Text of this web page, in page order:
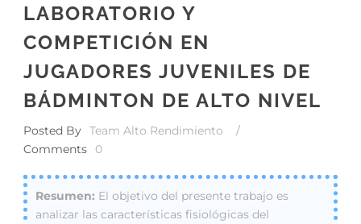
LABORATORIO Y
COMPETICIÓN EN
JUGADORES JUVENILES DE
BÁDMINTON DE ALTO NIVEL
Posted By Team Alto Rendimiento
/
Comments
0
El objetivo del presente trabajo es
analizar las características fisiológicas del